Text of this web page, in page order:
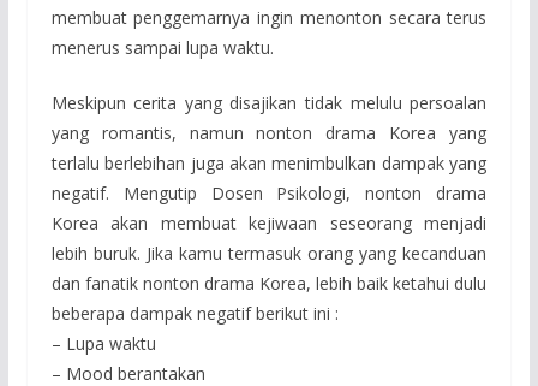
membuat penggemarnya ingin menonton secara terus
menerus sampai lupa waktu.
Meskipun cerita yang disajikan tidak melulu persoalan
yang romantis, namun nonton drama Korea yang
terlalu berlebihan juga akan menimbulkan dampak yang
negatif. Mengutip Dosen Psikologi, nonton drama
Korea akan membuat kejiwaan seseorang menjadi
lebih buruk. Jika kamu termasuk orang yang kecanduan
dan fanatik nonton drama Korea, lebih baik ketahui dulu
beberapa dampak negatif berikut ini :
– Lupa waktu
– Mood berantakan